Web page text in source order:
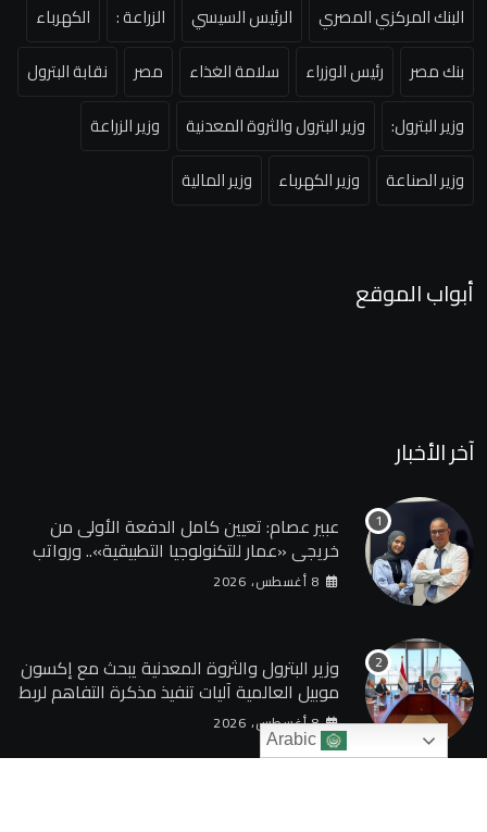
البنك المركزي المصري الرئيس السيسي الزراعة :
الكهرباء
بنك مصر
رئيس الوزراء سلامة الغذاء مصر
نقابة البترول
وزير البترول:
وزير البترول والثروة المعدنية
وزير الزراعة
وزير الصناعة
وزير الكهرباء وزير المالية
أبواب الموقع
آخر الأخبار
عبير عصام: تعيين كامل الدفعة الأولى من
خريجي «عمار للتكنولوجيا التطبيقية».. ورواتب
تصل إلى 13 ألف جنيه
8 أغسطس، 2026
وزير البترول والثروة المعدنية يبحث مع إكسون
موبيل العالمية آليات تنفيذ مذكرة التفاهم لربط
اكتشافات الشركة في قبرص بالبنية التحتية
المصرية
8 أغسطس، 2026